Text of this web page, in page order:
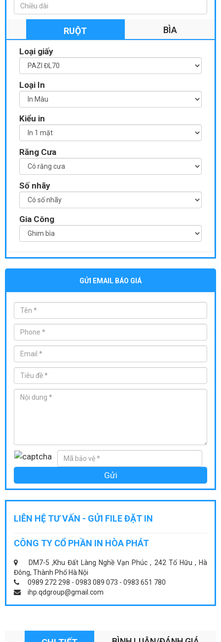
RUỘT BÌA
Loại giấy
Loại In
Kiểu in
Răng Cưa
Số nhãy
Gia Công
GỬI EMAIL BÁO GIÁ
LIÊN HỆ TƯ VẤN - GỬI FILE ĐẶT IN
CÔNG TY CỔ PHẦN IN HÒA PHÁT
DM7-5 ,Khu Đất Làng Nghề Vạn Phúc , 242 Tố Hữu , Hà
Đông, Thành Phố Hà Nội
0989 272 298 - 0983 089 073 - 0983 651 780
ihp.qdgroup@gmail.com